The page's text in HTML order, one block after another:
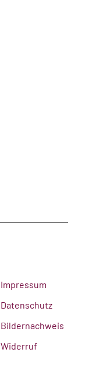
Impressum
Datenschutz
Bildernachweis
Widerruf